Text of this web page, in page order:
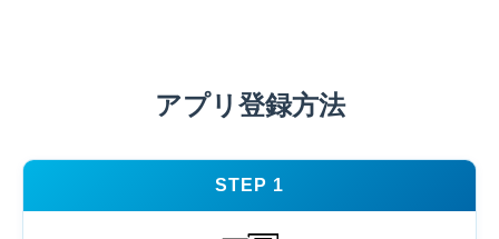
アプリ登録方法
STEP 1